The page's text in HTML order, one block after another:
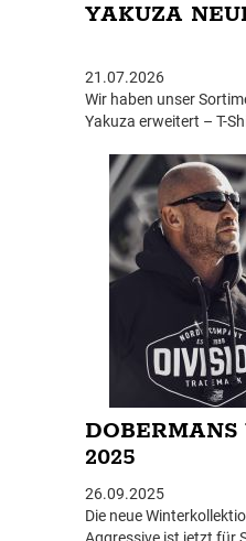
YAKUZA
21.07.2026
Wir haben unser
Yakuza erweitert – T-
% Rabatt im
2025
26.09.2025
Die neue